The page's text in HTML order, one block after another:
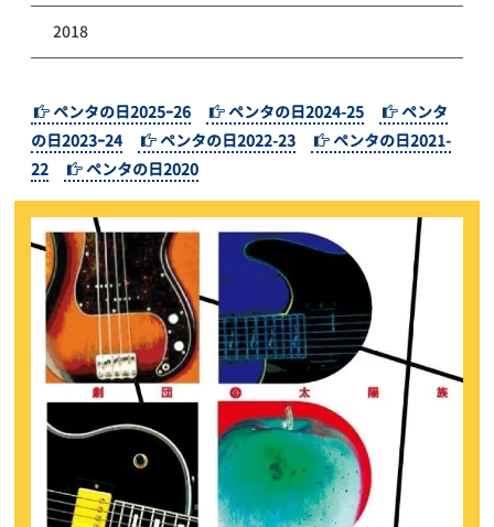
2018
ペンタの日2025ｰ26 ペンタの日2024-25
ペンタ
の日2023ｰ24
ペンタの日2022-23
ペンタの日2021-
22
ペンタの日2020